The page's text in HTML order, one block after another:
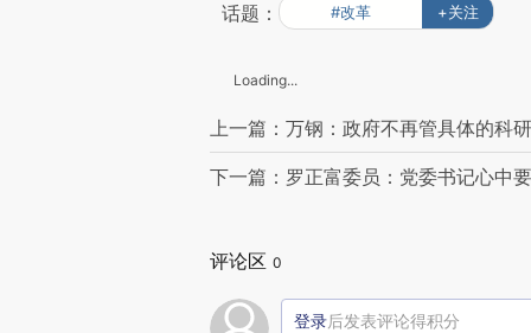
话题： #改革 +关注
Loading...
上一篇：万钢：政府不再管具体的科
下一篇：罗正富委员：党委书记心中
评论区 0
登录后发表评论得积分